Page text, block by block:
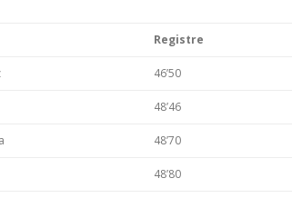
Registre
46’50
48’46
48’70
48’80